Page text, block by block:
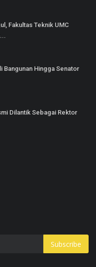
Fakultas Teknik UMC
Bangunan Hingga Senator
Dilantik Sebagai Rektor
Subscribe